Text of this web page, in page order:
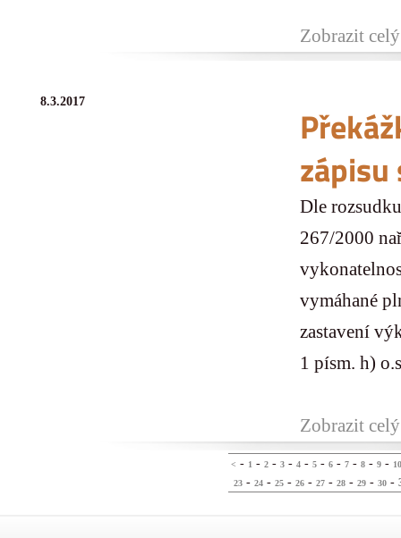
Zobrazit
8.3.2017
Dle
267/2000
vymáhané
zastavení
1 písm. h)
Zobrazit
< - 1- 2- 3- 4- 5- 6- 7- 8- 9- 10
23 - 24 - 25 - 26 - 27 - 28 - 29 - 30 -